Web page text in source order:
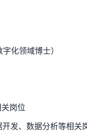
化领域博士）
岗位
开发、数据分析等相关